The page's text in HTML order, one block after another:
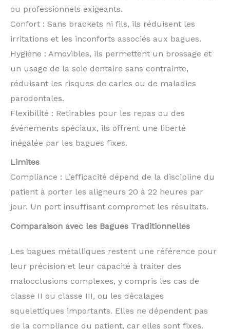
ou professionnels exigeants.
Confort : Sans brackets ni fils, ils réduisent les
irritations et les inconforts associés aux bagues.
Hygiène : Amovibles, ils permettent un brossage et
un usage de la soie dentaire sans contrainte,
réduisant les risques de caries ou de maladies
parodontales.
Flexibilité : Retirables pour les repas ou des
événements spéciaux, ils offrent une liberté
inégalée par les bagues fixes.
Limites
Compliance : L’efficacité dépend de la discipline du
patient à porter les aligneurs 20 à 22 heures par
jour. Un port insuffisant compromet les résultats.
Comparaison avec les Bagues Traditionnelles
Les bagues métalliques restent une référence pour
leur précision et leur capacité à traiter des
malocclusions complexes, y compris les cas de
classe II ou classe III, ou les décalages
squelettiques importants. Elles ne dépendent pas
de la compliance du patient, car elles sont fixes.